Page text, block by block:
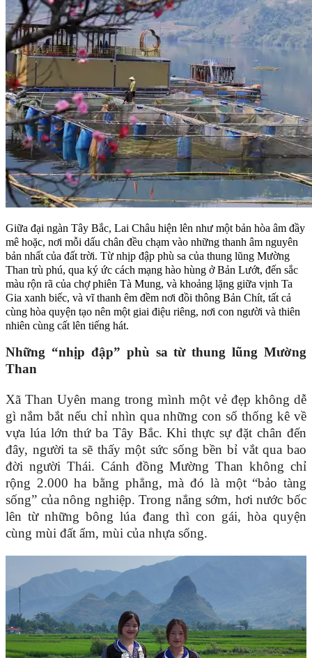
Giữa đại ngàn Tây Bắc, Lai Châu hiện lên như một bản hòa âm đầy
mê hoặc, nơi mỗi dấu chân đều chạm vào những thanh âm nguyên
bản nhất của đất trời. Từ nhịp đập phù sa của thung lũng Mường
Than trù phú, qua ký ức cách mạng hào hùng ở Bản Lướt, đến sắc
màu rộn rã của chợ phiên Tà Mung, và khoảng lặng giữa vịnh Ta
Gia xanh biếc, và vĩ thanh êm đềm nơi đồi thông Bản Chít, tất cả
cùng hòa quyện tạo nên một giai điệu riêng, nơi con người và thiên
nhiên cùng cất lên tiếng hát.
Những “nhịp đập” phù sa từ thung lũng Mường
Than
Xã Than Uyên mang trong mình một vẻ đẹp không dễ
gì nắm bắt nếu chỉ nhìn qua những con số thống kê về
vựa lúa lớn thứ ba Tây Bắc. Khi thực sự đặt chân đến
đây, người ta sẽ thấy một sức sống bền bỉ vắt qua bao
đời người Thái. Cánh đồng Mường Than không chỉ
rộng 2.000 ha bằng phẳng, mà đó là một “bảo tàng
sống” của nông nghiệp. Trong nắng sớm, hơi nước bốc
lên từ những bông lúa đang thì con gái, hòa quyện
cùng mùi đất ẩm, mùi của nhựa sống.